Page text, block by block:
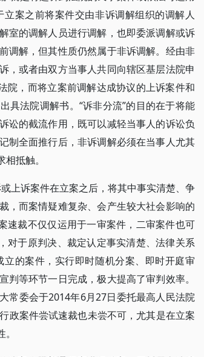
案之前将案件交由非诉调解组织的调解人
室的调解人员进行调解，也即委派调解或诉
调解，但其性质仍然属于非诉调解。经由非
，或者由双方当事人共同向辖区基层法院申
院，而将立案前调解达成协议的上诉案件和
具法院调解书。“诉非分流”的目的在于将能
讼的截流作用，既可以减轻当事人的诉讼负
制全面推行后，非诉调解必须在当事人尤其
抵触。
上诉案件在立案之后，将其中事实清楚、争
，而案情疑难复杂、会产生较大社会影响的
速裁不仅仅运用于一审案件，二审案件也可
对于原判决、裁定认定事实清楚、法律关系
的案件，实行即时随机分案、即时开庭审
等环节一日完成，极大提高了审判效率。
常委会于2014年6月27日委托最高人民法院
政案件尝试速裁也未尝不可，尤其是在立案